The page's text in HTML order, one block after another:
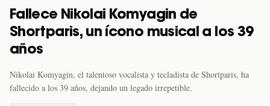
Fallece Nikolai Komyagin de
Shortparis, un ícono musical a los 39
años
Nikolai Komyagin, el talentoso vocalista y tecladista de Shortparis, ha
fallecido a los 39 años, dejando un legado irrepetible.